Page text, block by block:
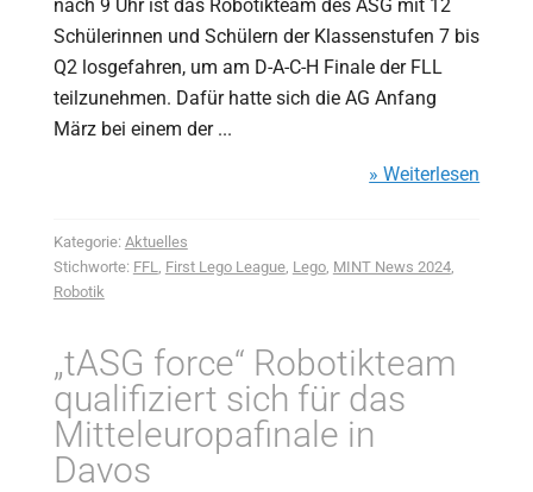
nach 9 Uhr ist das Robotikteam des ASG mit 12
Schülerinnen und Schülern der Klassenstufen 7 bis
Q2 losgefahren, um am D-A-C-H Finale der FLL
teilzunehmen. Dafür hatte sich die AG Anfang
März bei einem der ...
» Weiterlesen
Kategorie: Aktuelles
Stichworte: FFL First Lego League, Lego, MINT News 2024,
Robotik
„tASG force“ Robotikteam
qualifiziert sich für das
Mitteleuropafinale in
Davos